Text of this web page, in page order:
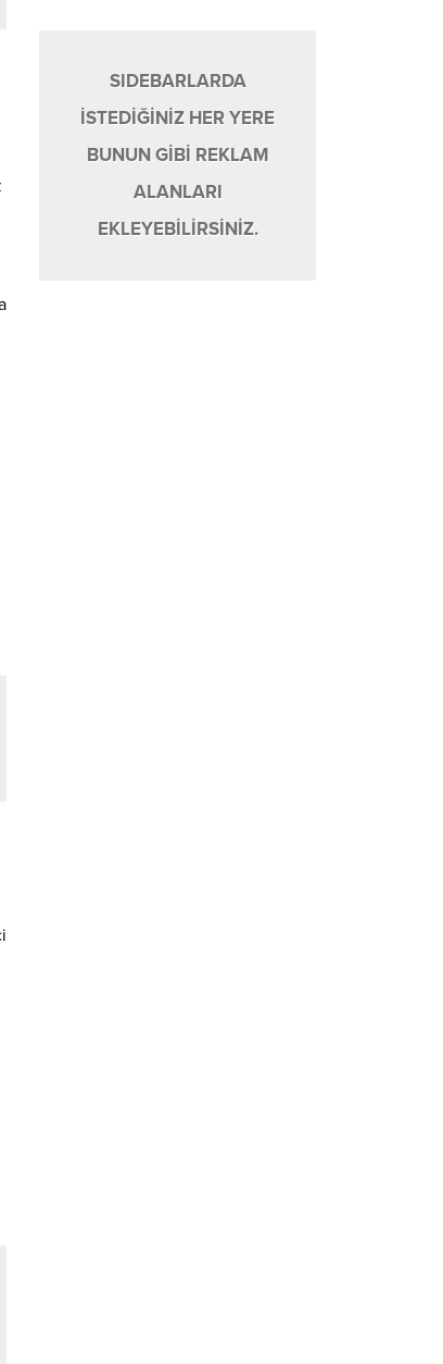
SIDEBARLARDA
İSTEDİĞİNİZ HER YERE
BUNUN GİBİ REKLAM
ALANLARI
EKLEYEBİLİRSİNİZ.